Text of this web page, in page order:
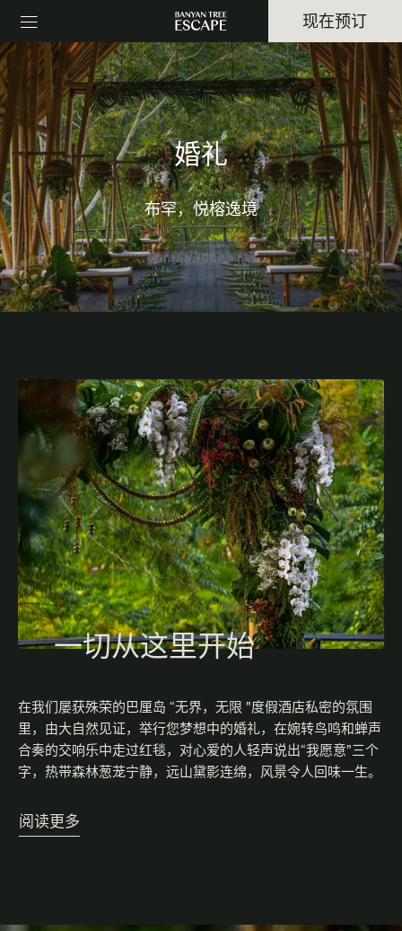
现在预订
婚礼
布罕，悦榕逸境
在我们屡获殊荣的巴厘岛 “无界，无限 ”度假酒店私密的氛围
里，由大自然见证，举行您梦想中的婚礼，在婉转鸟鸣和蝉声
合奏的交响乐中走过红毯，对心爱的人轻声说出“我愿意”三个
字，热带森林葱茏宁静，远山黛影连绵，风景令人回味一生。
阅读更多
一切从这里开始